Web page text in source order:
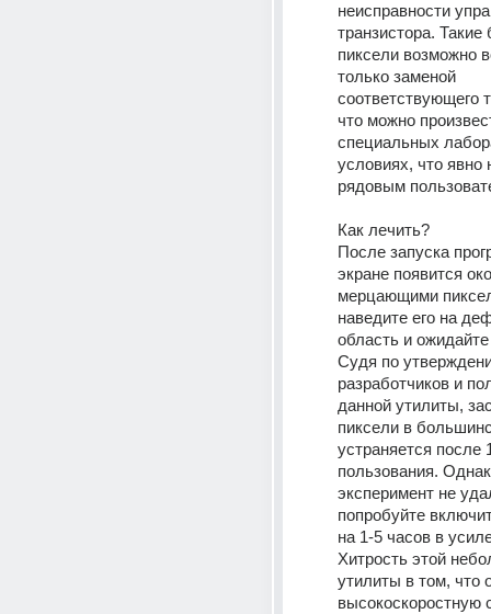
неисправности
транзистора. Такие
пиксели возможно
только заменой
соответствующего
что можно
специальных
условиях, что явно
рядовым
Как лечить?
После запуска
экране появится
мерцающими
наведите его на
область и ожидайте
Судя по
разработчиков и
данной утилиты,
пиксели в
устраняется после
пользования.
эксперимент не
попробуйте
на 1-5 часов в
Хитрость этой
утилиты в том, что
высокоскоростную